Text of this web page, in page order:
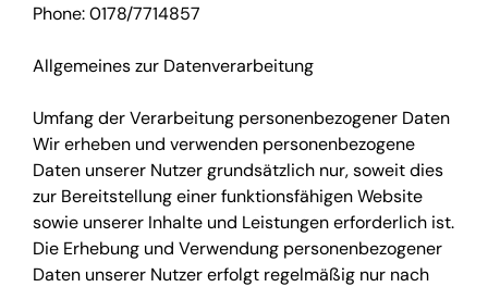
Phone: 0178/7714857
Allgemeines zur Datenverarbeitung
Umfang der Verarbeitung personenbezogener Daten
Wir erheben und verwenden personenbezogene
Daten unserer Nutzer grundsätzlich nur, soweit dies
zur Bereitstellung einer funktionsfähigen Website
sowie unserer Inhalte und Leistungen erforderlich ist.
Die Erhebung und Verwendung personenbezogener
Daten unserer Nutzer erfolgt regelmäßig nur nach